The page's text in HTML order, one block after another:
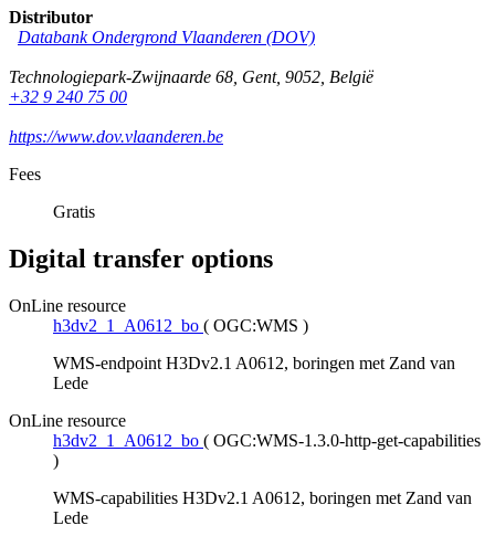
Distributor
Databank Ondergrond Vlaanderen (DOV)
Technologiepark-Zwijnaarde 68, Gent, 9052, België
+32 9 240 75 00
https://www.dov.vlaanderen.be
Fees
Gratis
Digital transfer options
OnLine resource
h3dv2_1_A0612_bo ( OGC:WMS )
WMS-endpoint H3Dv2.1 A0612, boringen met Zand van
Lede
OnLine resource
h3dv2_1_A0612_bo ( OGC:WMS-1.3.0-http-get-capabilities
)
WMS-capabilities H3Dv2.1 A0612, boringen met Zand van
Lede